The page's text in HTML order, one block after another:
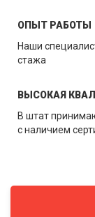
ОПЫТ РАБОТЫ
Наши
стажа
ВЫСОКАЯ
В штат
с наличием